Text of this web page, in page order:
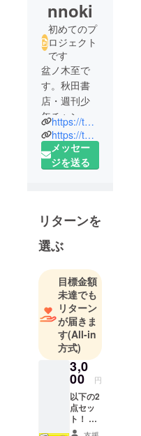
nnoki
初めてのプ
ロジェクト
です
盆ノ木至で
す。秋田書
店・週刊少
年チャンピ
オンにて
「吸血鬼す
ぐ死ぬ」と
に12巻が出
ました（嬉
しい）。何
卒よろしく
お願いいた
します。皆
様にマジロ
の腹毛の匂
いが届きま
すように。
https://twitter.com/bonnoki
https://twitter.com/johnwakawaii
メッセー
ジを送る
リターンを
選ぶ
目標金額
未達でも
リターン
が届きま
す(All-in
方式)
3,0
00 円
以下の2
点セッ
ト！ ①
描き下